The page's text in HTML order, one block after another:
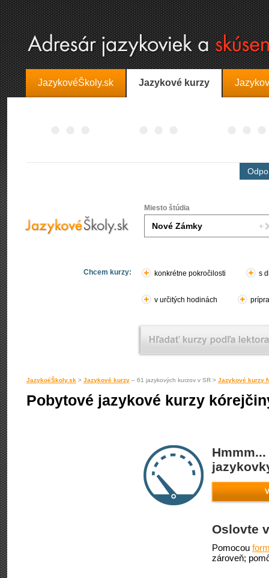
JazykovéŠkoly.sk Jazykové kurzy
Miesto štúdia
Chcem kurzy: konkrétne pokročilosti s
v určitých hodinách
JazykoéŠkoly.sk > Jazykové kurzy – 61 jazykových kurzov v SR > Jazykové kurzy
Pobytové jazykové kurzy
Oslovte
Pomocou
zároveň;